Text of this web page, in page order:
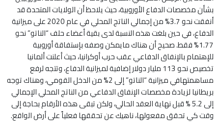
بشأن مخصصات الدفاع الأوروبية، حيث يلاحظ أن الولايات المتحدة قد
أنفقت نحو 3.7% من إجمالي الناتج المحلي في عام 2020 على ميزانية
الدفاع، في حين بلغت هذه النسبة لدى بقية أعضاء حلف “الناتو” نحو
1.77% فقط. صحيح أن هناك مايمكن وصفه بإستفاقة أوروبية
للإهتمام بالإنفاق الدفاعي عقب حرب أوكرانيا، حيث أعلنت ألمانيا
تخصيص نحو 113 مليار دولار إضافية لميزانية الدفاع، وتتجه لرفع
مساهمتهافي ميزانية “الناتو” إلى 2% من الدخل القومي، وهناك توجه
بريطانيا لزيادة مخصصات الإنفاق الدفاعي من الناتج المحلي الإجمالي
إلى 5.2 % قبل نهاية العقد الحالي، ولكن تبقى هذه الأرقام بحاجة إلى
وقت كي تحقق مفعولها، ناهيك عن تحققها فعلياً على أرض الواقع.